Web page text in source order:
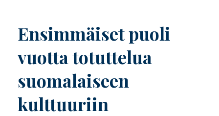
Ensimmäiset puoli
vuotta totuttelua
suomalaiseen
kulttuuriin